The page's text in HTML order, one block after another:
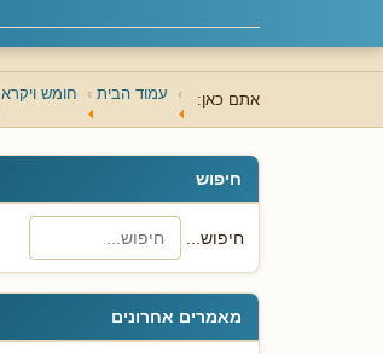
אתם כאן: עמוד הבית חומש ויקרא
חיפוש
חיפוש...
מאמרים אחרונים